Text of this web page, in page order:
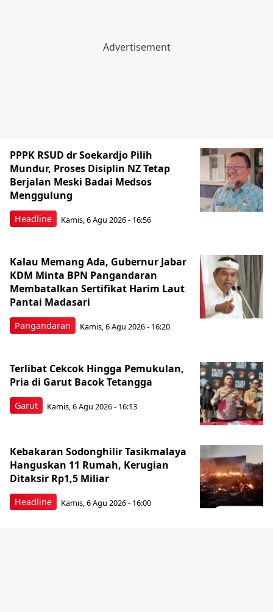
Headline
PPPK RSUD dr Soekardjo Pilih
Mundur, Proses Disiplin NZ Tetap
Berjalan Meski Badai Medsos
Menggulung
Kamis, 6 Agu 2026 - 16:56
Pangandaran
Kalau Memang Ada, Gubernur Jabar
KDM Minta BPN Pangandaran
Membatalkan Sertifikat Harim Laut
Pantai Madasari
Kamis, 6 Agu 2026 - 16:20
Garut
Terlibat Cekcok Hingga Pemukulan,
Pria di Garut Bacok Tetangga
Kamis, 6 Agu 2026 - 16:13
Headline
Kebakaran Sodonghilir Tasikmalaya
Hanguskan 11 Rumah, Kerugian
Ditaksir Rp1,5 Miliar
Kamis, 6 Agu 2026 - 16:00